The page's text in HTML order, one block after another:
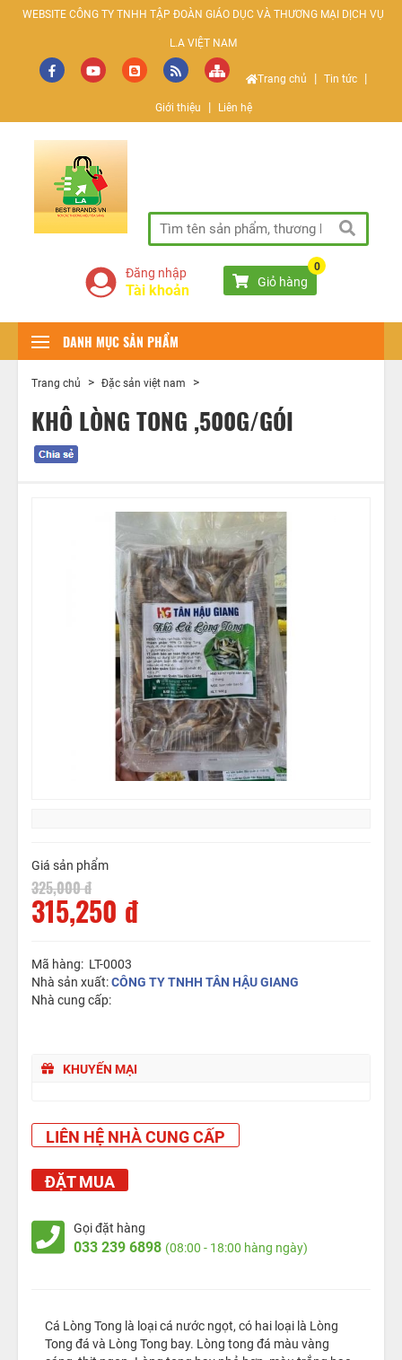
WEBSITE CÔNG TY TNHH TẬP ĐOÀN GIÁO DỤC VÀ THƯƠNG MẠI DỊCH VỤ
L.A VIỆT NAM
Trang chủ | Tin tức |
Giới thiệu | Liên hệ
Đăng nhập
Tài khoản Giỏ hàng
0
DANH MỤC SẢN PHẨM
Trang chủ > Đặc sản việt nam >
KHÔ LÒNG TONG ,500G/GÓI
Giá sản phẩm
325,000 đ
315,250 đ
Mã hàng: LT-0003
Nhà sản xuất:CÔNG TY TNHH TÂN HẬU GIANG
Nhà cung cấp:
KHUYẾN MẠI
LIÊN HỆ NHÀ CUNG CẤP
ĐẶT MUA
Gọi đặt hàng
033 239 6898 (08:00 - 18:00 hàng ngày)
Cá Lòng Tong là loại cá nước ngọt, có hai loại là Lòng
Tong đá và Lòng Tong bay. Lòng tong đá màu vàng